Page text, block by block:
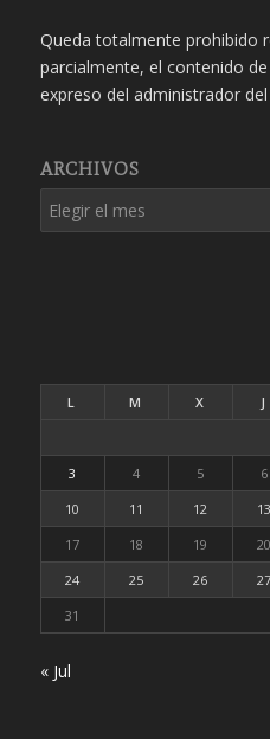
Queda totalmente prohibido
parcialmente, el contenido
expreso del administrador
ARCHIVOS
L M X J
3
4 5 6
10
11 12 13
17
18 19 20
24
25 26 27
31
« Jul